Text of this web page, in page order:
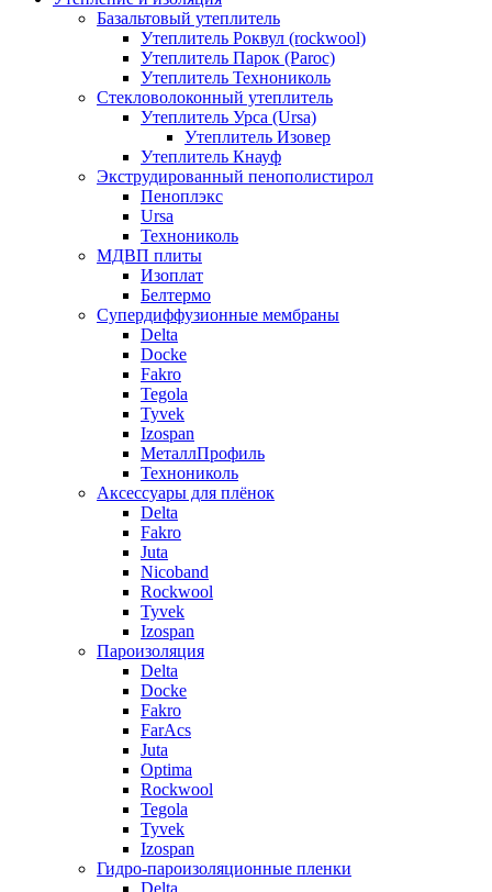
Базальтовый утеплитель
Утеплитель Роквул (rockwool)
Утеплитель Парок (Paroc)
Утеплитель Технониколь
Стекловолоконный утеплитель
Утеплитель Урса (Ursa)
Утеплитель Изовер
Утеплитель Кнауф
Экструдированный пенополистирол
Пеноплэкс
Ursa
Технониколь
МДВП плиты
Изоплат
Белтермо
Супердиффузионные мембраны
Delta
Docke
Fakro
Tegola
Tyvek
Izospan
МеталлПрофиль
Технониколь
Аксессуары для плёнок
Delta
Fakro
Juta
Nicoband
Rockwool
Tyvek
Izospan
Пароизоляция
Delta
Docke
Fakro
FarAcs
Juta
Optima
Rockwool
Tegola
Tyvek
Izospan
Гидро-пароизоляционные пленки
Delta